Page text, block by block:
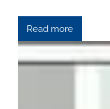
Read more